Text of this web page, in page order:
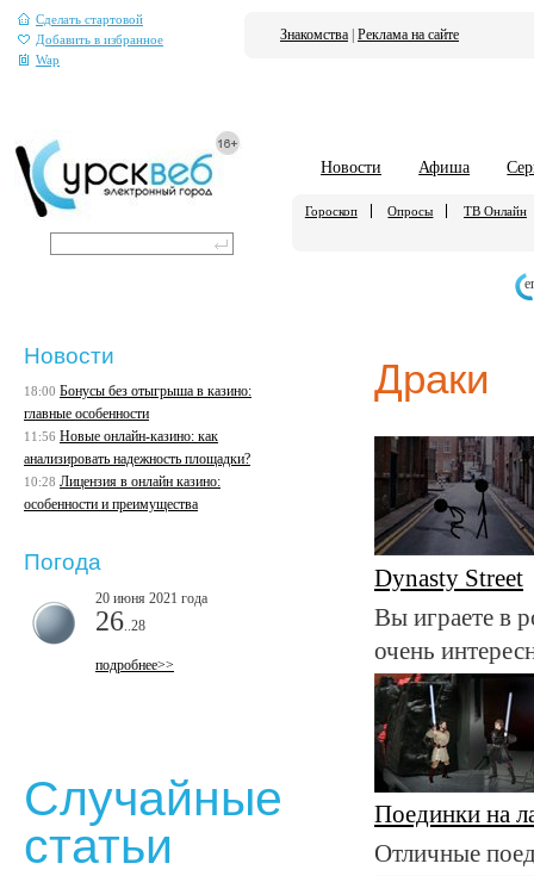
Сделать стартовой
Добавить в избранное
Wap
Знакомства Реклама на сайте
Новости Афиша
Гороскоп Опросы ТВ Онлайн
Драки
Dynasty Street
Вы играете в
очень
Поединки на
Отличные
Новости
18:00 Бонусы без отыгрыша в казино:
главные особенности
11:56 Новые онлайн-казино: как
анализировать надежность площадки?
10:28 Лицензия в онлайн казино:
особенности и преимущества
Погода
20 июня 2021 года
26 ..28
подробнее>>
Случайные
статьи